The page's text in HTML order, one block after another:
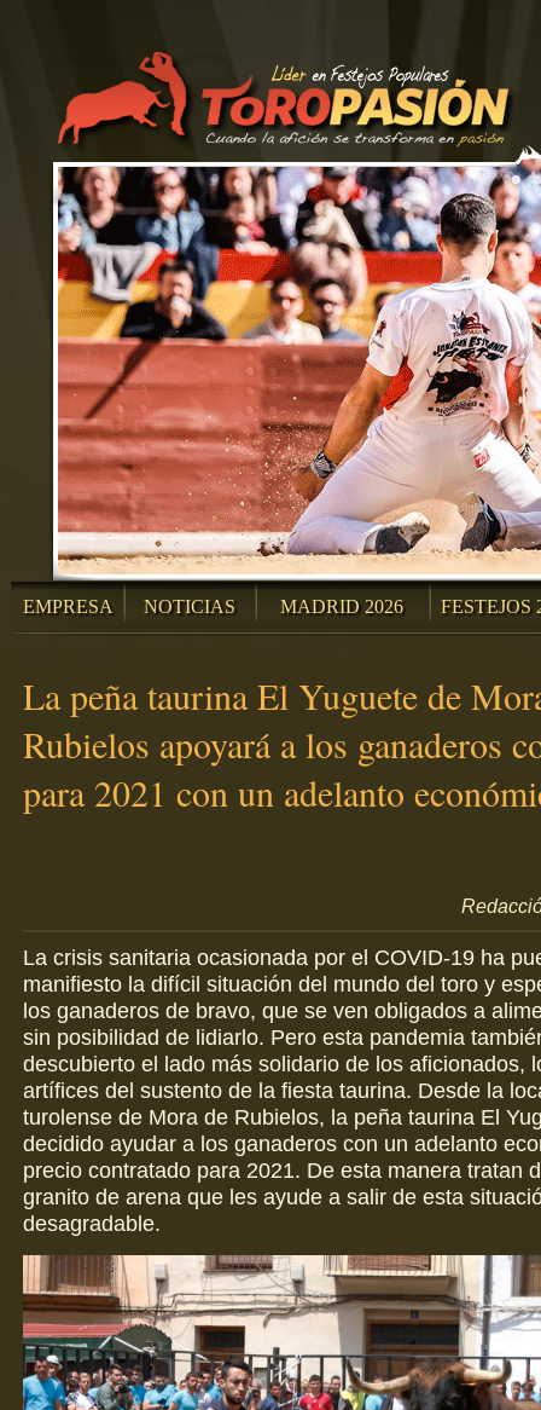
EMPRESA NOTICIAS MADRID 2026 FESTEJOS
La peña taurina El Yuguete de
Rubielos apoyará a los ganaderos
para 2021 con un adelanto
La crisis sanitaria ocasionada por el COVID-19 ha
manifiesto la difícil situación del mundo del toro y
los ganaderos de bravo, que se ven obligados a
sin posibilidad de lidiarlo. Pero esta pandemia
descubierto el lado más solidario de los aficionados,
artífices del sustento de la fiesta taurina. Desde la
turolense de Mora de Rubielos, la peña taurina El
decidido ayudar a los ganaderos con un adelanto
precio contratado para 2021. De esta manera tratan
granito de arena que les ayude a salir de esta
desagradable.